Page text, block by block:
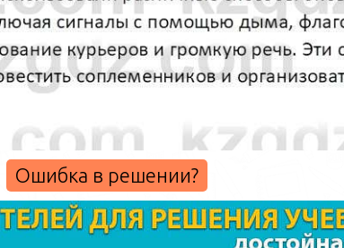
Ошибка в решении?